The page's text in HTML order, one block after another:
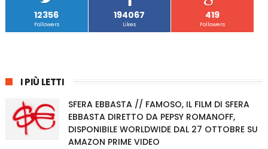
12356
Followers
194067
Likes
419
Followers
I PIÙ LETTI
SFERA EBBASTA // FAMOSO, IL FILM DI SFERA
EBBASTA DIRETTO DA PEPSY ROMANOFF,
DISPONIBILE WORLDWIDE DAL 27 OTTOBRE SU
AMAZON PRIME VIDEO